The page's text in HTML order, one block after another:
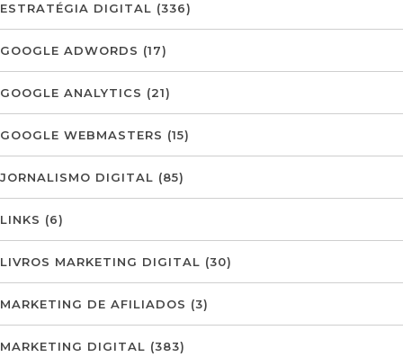
ESTRATÉGIA DIGITAL (336)
GOOGLE ADWORDS (17)
GOOGLE ANALYTICS (21)
GOOGLE WEBMASTERS (15)
JORNALISMO DIGITAL (85)
LINKS (6)
LIVROS MARKETING DIGITAL (30)
MARKETING DE AFILIADOS (3)
MARKETING DIGITAL (383)